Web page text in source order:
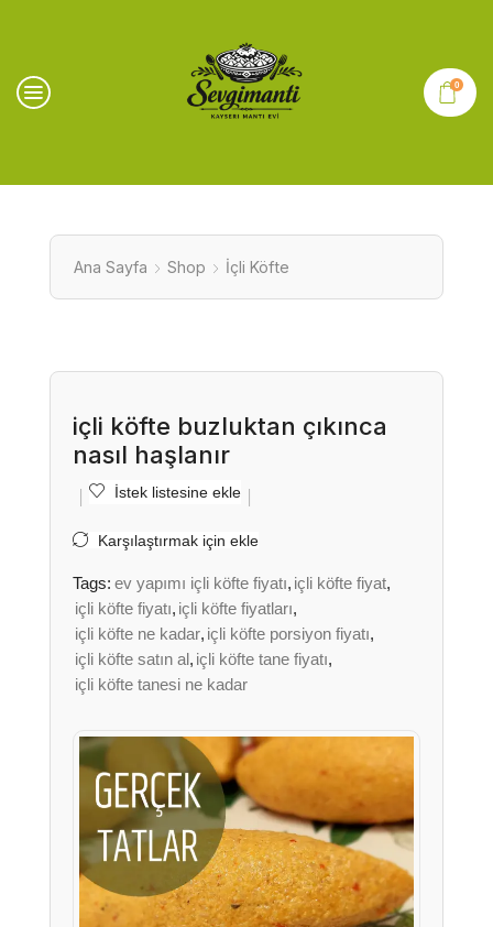
0
Ana Sayfa Shop İçli Köfte
içli köfte buzluktan çıkınca
nasıl haşlanır
İstek listesine ekle
Karşılaştırmak için ekle
Tags: ev yapımı içli köfte fiyatı, içli köfte fiyat,
içli köfte fiyatı, içli köfte fiyatları,
içli köfte ne kadar, içli köfte porsiyon fiyatı,
içli köfte satın al, içli köfte tane fiyatı,
içli köfte tanesi ne kadar